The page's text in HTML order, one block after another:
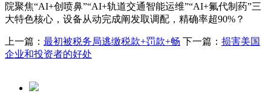
院聚焦“AI+创喷鼻”“AI+轨道交通智能运维”“AI+氟代制药”三
大特色核心，设备从动完成阐发取调配，精确率超90%？
上一篇： 最初被税务局逃缴税款+罚款+畅 下一篇： 损害美国
企业和投资者的好处